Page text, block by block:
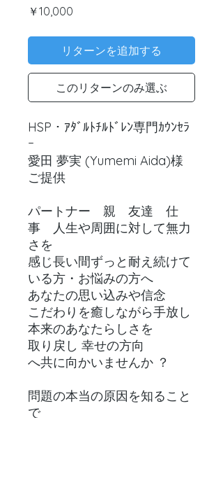
￥10,000
リターンを追加する
このリターンのみ選ぶ
HSP・ｱﾀﾞﾙﾄﾁﾙﾄﾞﾚﾝ専門ｶｳﾝｾﾗ
ｰ
愛田 夢実 (Yumemi Aida)様
ご提供
パートナー 親 友達 仕
事 人生や周囲に対して無力
さを
感じ長い間ずっと耐え続けて
いる方・お悩みの方へ
あなたの思い込みや信念
こだわりを癒しながら手放し
本来のあなたらしさを
取り戻し 幸せの方向
へ共に向かいませんか ？
問題の本当の原因を知ること
で